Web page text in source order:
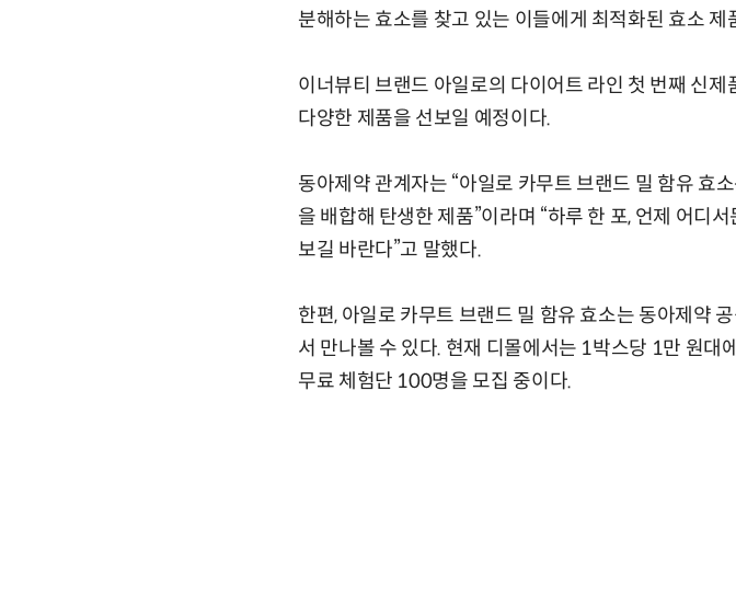
분해하는 효소를 찾고 있는 이들에게 최적화된 효소 제
이너뷰티 브랜드 아일로의 다이어트 라인 첫 번째 신
다양한 제품을 선보일 예정이다.
동아제약 관계자는 “아일로 카무트 브랜드 밀 함유 효
을 배합해 탄생한 제품”이라며 “하루 한 포, 언제 어디
보길 바란다”고 말했다.
한편, 아일로 카무트 브랜드 밀 함유 효소는 동아제약
서 만나볼 수 있다. 현재 디몰에서는 1박스당 1만 원대
무료 체험단 100명을 모집 중이다.